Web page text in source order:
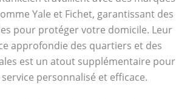
Yale et Fichet, garantissant des
pour protéger votre domicile. Leur
approfondie des quartiers et des
est un atout supplémentaire pour
personnalisé et efficace.